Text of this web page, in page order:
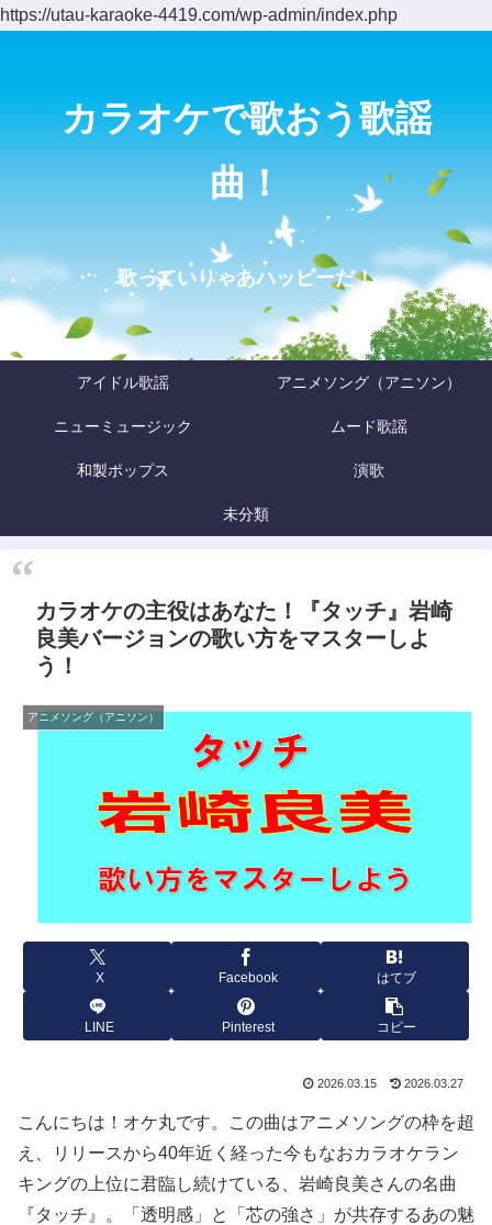
https://utau-karaoke-4419.com/wp-admin/index.php
カラオケで歌おう歌謡
曲！
歌っていりゃあハッピーだ！
アイドル歌謡 アニメソング（アニソン）
ニューミュージック ムード歌謡
和製ポップス 演歌
未分類
カラオケの主役はあなた！『タッチ』岩崎
良美バージョンの歌い方をマスターしよ
う！
アニメソング（アニソン）
X Facebook はてブ
LINE Pinterest コピー
2026.03.15 2026.03.27
こんにちは！オケ丸です。この曲はアニメソングの枠を超
え、リリースから40年近く経った今もなおカラオケラン
キングの上位に君臨し続けている、岩崎良美さんの名曲
『タッチ』。「透明感」と「芯の強さ」が共存するあの魅